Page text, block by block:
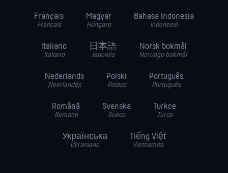
Français
Français
Magyar
Húngaro
Bahasa Indonesia
Indonesio
Italiano
Italiano
日本語
Japonés
Norsk bokmål
Noruego bokmål
Nederlands
Neerlandés
Polski
Polaco
Português
Portugués
Română
Rumano
Svenska
Sueco
Turkce
Turco
Українська
Ucraniano
Tiếng Việt
Vietnamita